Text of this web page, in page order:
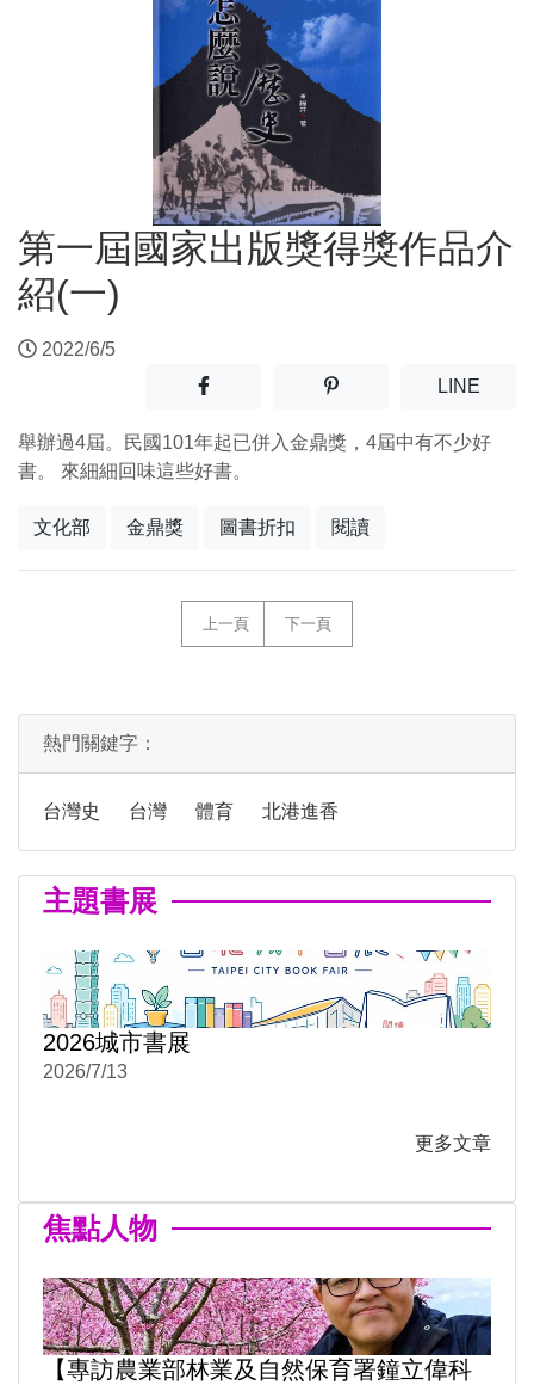
第一屆國家出版獎得獎作品介
紹(一)
2022/6/5
分享至facebook(另開新視窗)
分享至噗浪(另開新視窗)
LINE(另開
舉辦過4屆。民國101年起已併入金鼎獎，4屆中有不少好
書。 來細細回味這些好書。
文化部 金鼎獎 圖書折扣 閱讀
上一頁 下一頁
熱門關鍵字：
台灣史 台灣 體育 北港進香
主題書展
2026城市書展
2026/7/13
更多文章
焦點人物
【專訪農業部林業及自然保育署鐘立偉科